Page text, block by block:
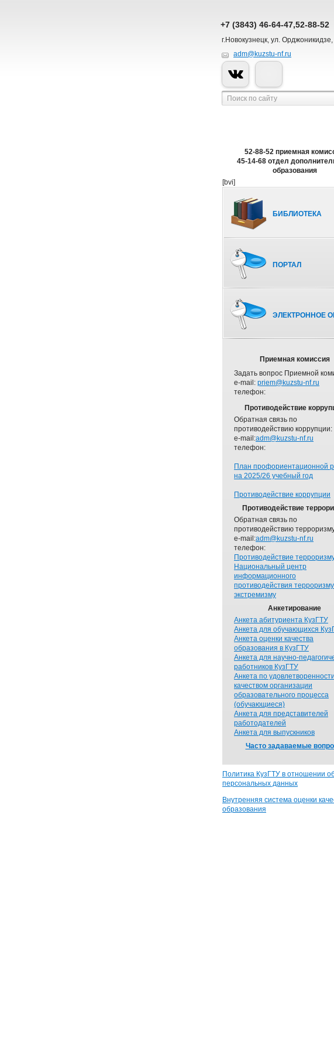
+7 (3843) 46-64-47,52-88-52
г.Новокузнецк, ул.
adm@kuzstu-nf.ru
52-88-52 приемная
45-14-68 отдел
образования
[bvi]
БИБЛИОТЕКА
ПОРТАЛ
ЭЛЕКТРОННОЕ
Приемная комиссия
Задать вопрос Приемной
e-mail: priem@kuzstu-nf.ru
телефон:
Противодействие
Обратная связь по
противодействию коррупции:
e-mail:adm@kuzstu-nf.ru
телефон:
План профориентационной
на 2025/26 учебный год
Противодействие коррупции
Противодействие
Обратная связь по
противодействию
e-mail:adm@kuzstu-nf.ru
телефон:
Противодействие
Национальный центр
информационного
противодействия
экстремизму
Анкетирование
Анкета абитуриента КузГТУ
Анкета для обучающихся
Анкета оценки качества
образования в КузГТУ
Анкета для научно-
работников КузГТУ
Анкета по
качеством организации
образовательного процесса
(обучающиеся)
Анкета для представителей
работодателей
Анкета для выпускников
Часто задаваемые
Политика КузГТУ в отношении
персональных данных
Внутренняя система оценки
образования